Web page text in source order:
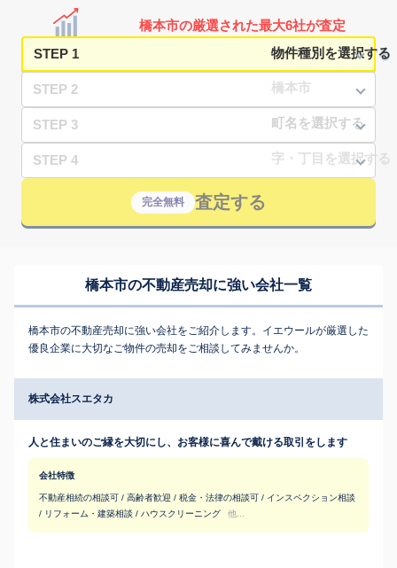
橋本市の厳選された最大6社が査定
STEP 1
STEP 2
STEP 3
STEP 4
完全無料 査定する
橋本市の不動産売却に強い会社一覧
橋本市の不動産売却に強い会社をご紹介します。イエウールが厳選した
優良企業に大切なご物件の売却をご相談してみませんか。
株式会社スエタカ
人と住まいのご縁を大切にし、お客様に喜んで戴ける取引をします
会社特徴
不動産相続の相談可 / 高齢者歓迎 / 税金・法律の相談可 / インスペクション相談
/ リフォーム・建築相談 / ハウスクリーニング
他...